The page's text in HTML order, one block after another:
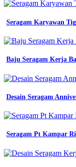
pdl
jual
kerja
model
harga
promo
mei
2024
blibli
jual
dinas
kemeja
Seragam Karyawan
Baju Seragam Kerja
Desain Seragam
Seragam Pt Kampar